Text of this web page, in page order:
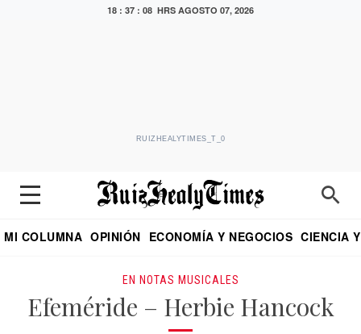
18 : 37 : 09 HRS AGOSTO 07, 2026
RUIZHEALYTIMES_T_0
MI COLUMNA OPINIÓN ECONOMÍA Y NEGOCIOS CIENCIA
EN NOTAS MUSICALES
Efeméride – Herbie Hancock